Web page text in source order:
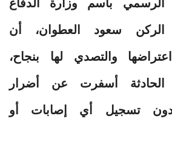
باسم وزارة الدفاع
الركن سعود العطوان، أن
والتصدي لها بنجاح،
أسفرت عن أضرار
دون تسجيل أي إصابات أو